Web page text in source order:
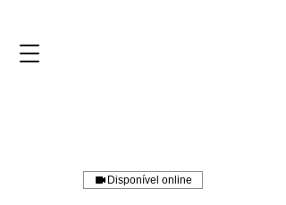
Disponível online